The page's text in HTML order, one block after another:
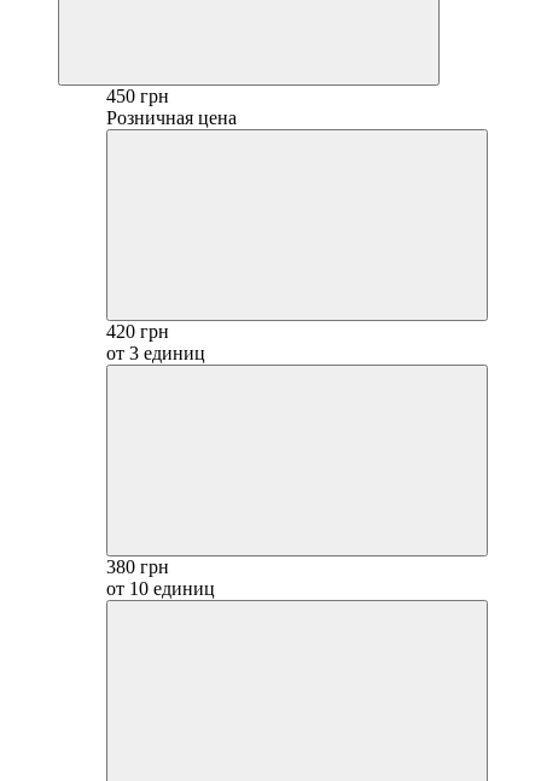
450 грн
Розничная цена
420 грн
от 3 единиц
380 грн
от 10 единиц